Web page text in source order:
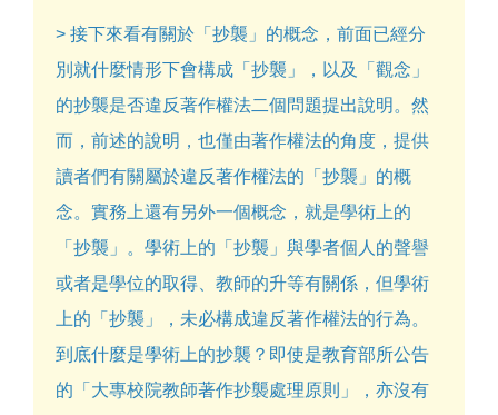
> 接下來看有關於「抄襲」的概念，前面已經分
別就什麼情形下會構成「抄襲」，以及「觀念」
的抄襲是否違反著作權法二個問題提出說明。然
而，前述的說明，也僅由著作權法的角度，提供
讀者們有關屬於違反著作權法的「抄襲」的概
念。實務上還有另外一個概念，就是學術上的
「抄襲」。學術上的「抄襲」與學者個人的聲譽
或者是學位的取得、教師的升等有關係，但學術
上的「抄襲」，未必構成違反著作權法的行為。
到底什麼是學術上的抄襲？即使是教育部所公告
的「大專校院教師著作抄襲處理原則」，亦沒有